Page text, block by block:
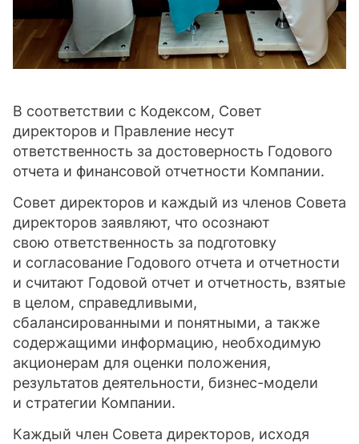
В соответствии с Кодексом, Совет
директоров и Правление несут
ответственность за достоверность Годового
отчета и финансовой отчетности Компании.
Совет директоров и каждый из членов Совета
директоров заявляют, что осознают
свою ответственность за подготовку
и согласование Годового отчета и отчетности
и считают Годовой отчет и отчетность, взятые
в целом, справедливыми,
сбалансированными и понятными, а также
содержащими информацию, необходимую
акционерам для оценки положения,
результатов деятельности, бизнес-модели
и стратегии Компании.
Каждый член Совета директоров, исходя